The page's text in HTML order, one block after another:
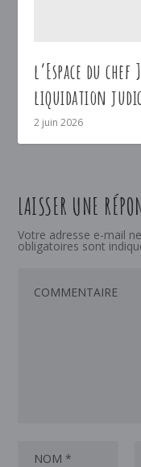
l’Espace du
liquidation
2 juin 2026
LAISSER UNE
Votre adresse e-mail
obligatoires sont